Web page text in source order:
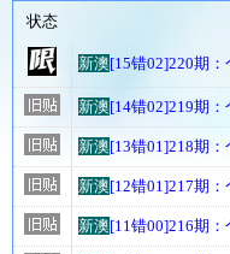
状态
新澳[15错02]220期
新澳[14错02]219期
新澳[13错01]218期
新澳[12错01]217期
新澳[11错00]216期